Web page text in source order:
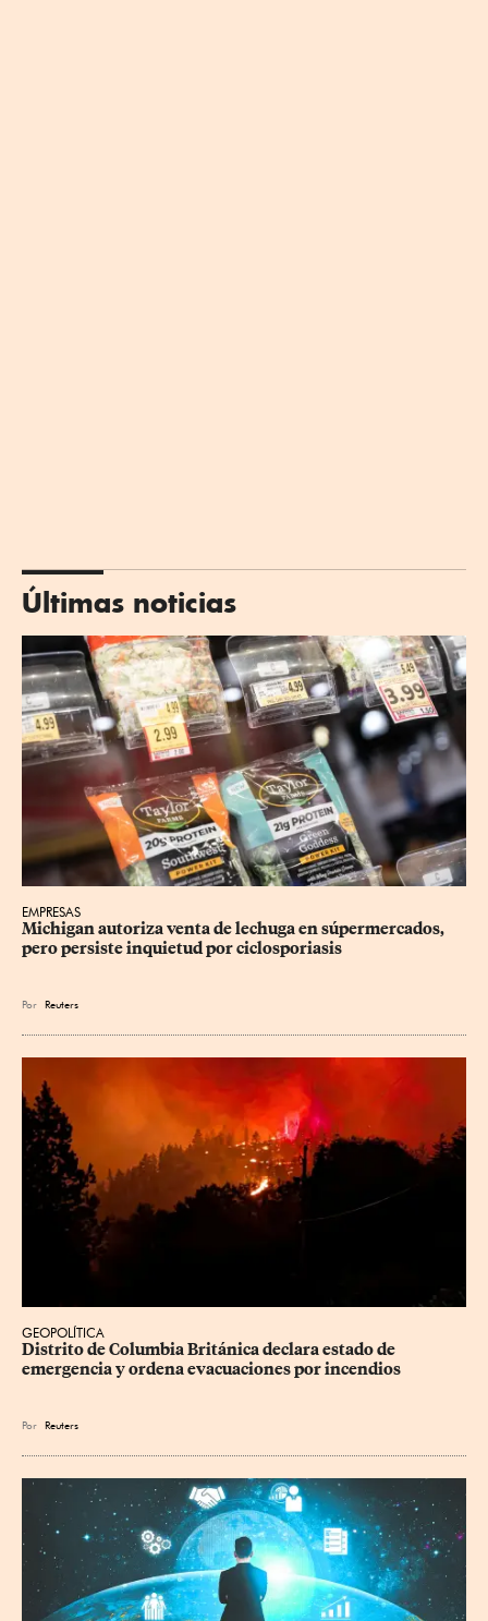
Últimas noticias
EMPRESAS
Michigan autoriza venta de lechuga en súpermercados,
pero persiste inquietud por ciclosporiasis
Por Reuters
GEOPOLÍTICA
Distrito de Columbia Británica declara estado de
emergencia y ordena evacuaciones por incendios
Por Reuters